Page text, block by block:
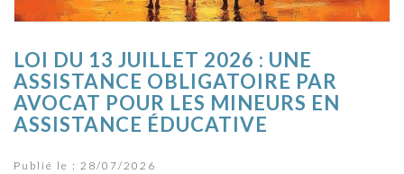
LOI DU 13 JUILLET 2026 : UNE
ASSISTANCE OBLIGATOIRE PAR
AVOCAT POUR LES MINEURS EN
ASSISTANCE ÉDUCATIVE
Publié le : 28/07/2026